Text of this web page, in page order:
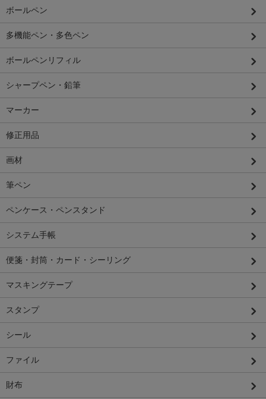
ボールペン
多機能ペン・多色ペン
ボールペンリフィル
シャープペン・鉛筆
マーカー
修正用品
画材
筆ペン
ペンケース・ペンスタンド
システム手帳
便箋・封筒・カード・シーリング
マスキングテープ
スタンプ
シール
ファイル
財布